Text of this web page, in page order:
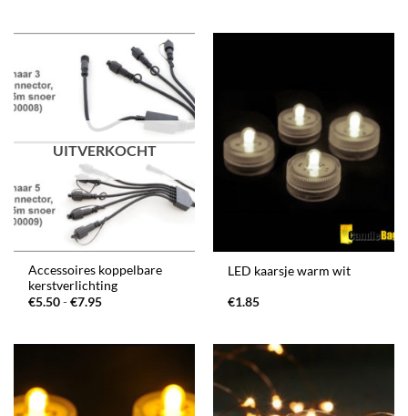
UITVERKOCHT
Accessoires koppelbare
kerstverlichting
€5.50-€7.95Prijsklasse:
LED kaarsje warm wit
€1.85